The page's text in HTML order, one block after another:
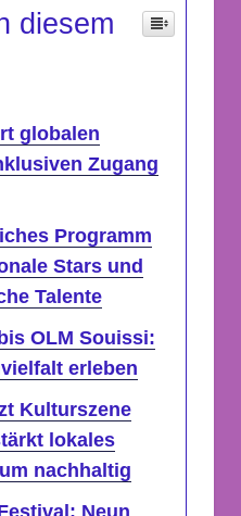
diesem
globalen
Zugang
Programm
Stars und
Talente
OLM Souissi:
erleben
Kulturszene
lokales
nachhaltig